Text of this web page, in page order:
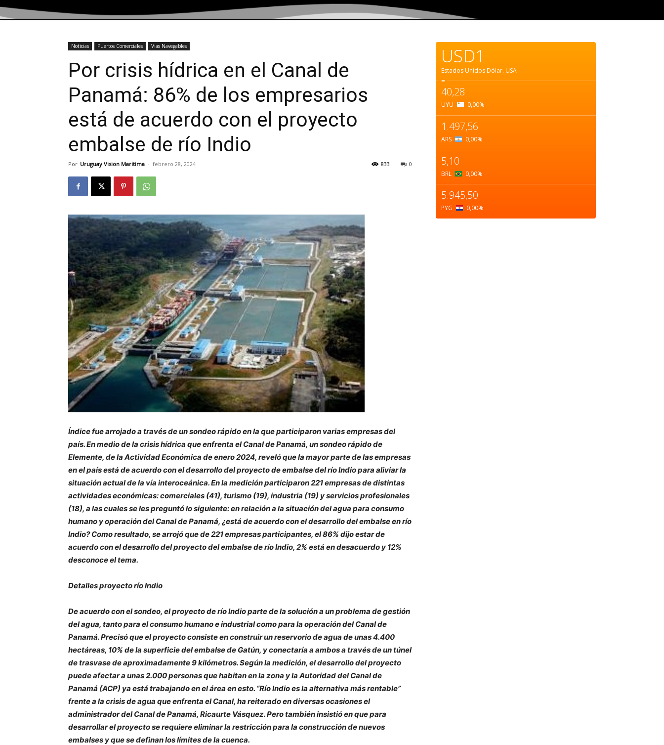
Noticias Puertos Comerciales Vias Navegables
Por crisis hídrica en el Canal de
Panamá: 86% de los empresarios
está de acuerdo con el proyecto
embalse de río Indio
Por Uruguay Vision Maritima - febrero 28, 2024 0
833
Índice fue arrojado a través de un sondeo rápido en la que participaron varias empresas del
país. En medio de la crisis hídrica que enfrenta el Canal de Panamá, un sondeo rápido de
Elemente, de la Actividad Económica de enero 2024, reveló que la mayor parte de las empresas
en el país está de acuerdo con el desarrollo del proyecto de embalse del río Indio para aliviar la
situación actual de la vía interoceánica. En la medición participaron 221 empresas de distintas
actividades económicas: comerciales (41), turismo (19), industria (19) y servicios profesionales
(18), a las cuales se les preguntó lo siguiente: en relación a la situación del agua para consumo
humano y operación del Canal de Panamá, ¿está de acuerdo con el desarrollo del embalse en río
Indio? Como resultado, se arrojó que de 221 empresas participantes, el 86% dijo estar de
acuerdo con el desarrollo del proyecto del embalse de río Indio, 2% está en desacuerdo y 12%
desconoce el tema.
Detalles proyecto río Indio
De acuerdo con el sondeo, el proyecto de río Indio parte de la solución a un problema de gestión
del agua, tanto para el consumo humano e industrial como para la operación del Canal de
Panamá. Precisó que el proyecto consiste en construir un reservorio de agua de unas 4.400
hectáreas, 10% de la superficie del embalse de Gatún, y conectaría a ambos a través de un túnel
de trasvase de aproximadamente 9 kilómetros. Según la medición, el desarrollo del proyecto
puede afectar a unas 2.000 personas que habitan en la zona y la Autoridad del Canal de
Panamá (ACP) ya está trabajando en el área en esto. “Río Indio es la alternativa más rentable”
frente a la crisis de agua que enfrenta el Canal, ha reiterado en diversas ocasiones el
administrador del Canal de Panamá, Ricaurte Vásquez. Pero también insistió en que para
desarrollar el proyecto se requiere eliminar la restricción para la construcción de nuevos
embalses y que se definan los límites de la cuenca.
USD1
Estados Unidos Dólar. USA
=
40,28
UYU 0,00%
1.497,56
ARS 0,00%
5,10
BRL 0,00%
5.945,50
PYG 0,00%